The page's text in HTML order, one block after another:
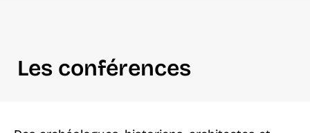
Les conférences